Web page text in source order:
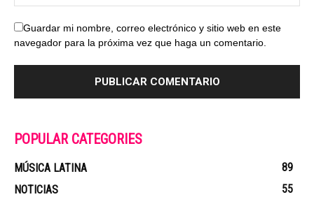
Guardar mi nombre, correo electrónico y sitio web en este
navegador para la próxima vez que haga un comentario.
POPULAR CATEGORIES
MÚSICA LATINA
89
NOTICIAS
55